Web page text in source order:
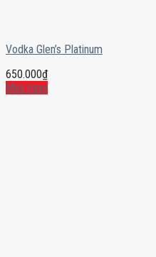
Vodka Glen’s Platinum
650.000₫
Mua ngay